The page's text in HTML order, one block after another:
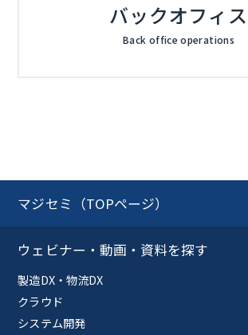
バックオフィス
Back office operations
マジセミ（TOPページ）
ウェビナー・動画・資料を探す
製造DX・物流DX
クラウド
システム開発